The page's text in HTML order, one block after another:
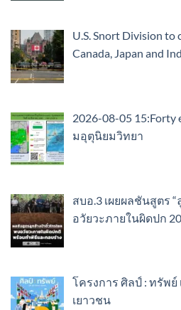
U.S. Snort Division to
Canada, Japan and
2026-08-05
มอุตุนิยมวิทยา
สบอ.3 เผยผลชันสูตร
อวัยวะภายในผิดปก
โครงการ ศิลป์ : ทรัพย์
เยาวชน